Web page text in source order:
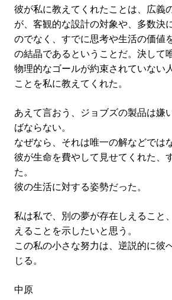
彼が私に教えてくれたことは、広義
が、客観的な設計の対象や、多数決
のでなく、すでに思考や生活の価値
の結晶であるということだ。決して
物理的なゴールが約束されていない
ことを私に教えてくれた。
あえて言おう、ジョブズの製品は嫌
ばならない。
なぜなら、それは唯一の解などでは
彼が生命を費やして見せてくれた、
た。
彼の生活に対する姿勢だった。
私は私で、別の夢が存在しえること
えることを示したいと思う。
この私の小さな努力は、逆説的に彼
じる。
中原